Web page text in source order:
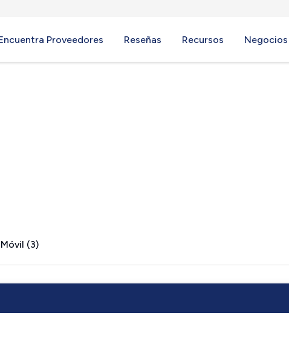
Proveedores Reseñas Recursos Negocios
Móvil (3)